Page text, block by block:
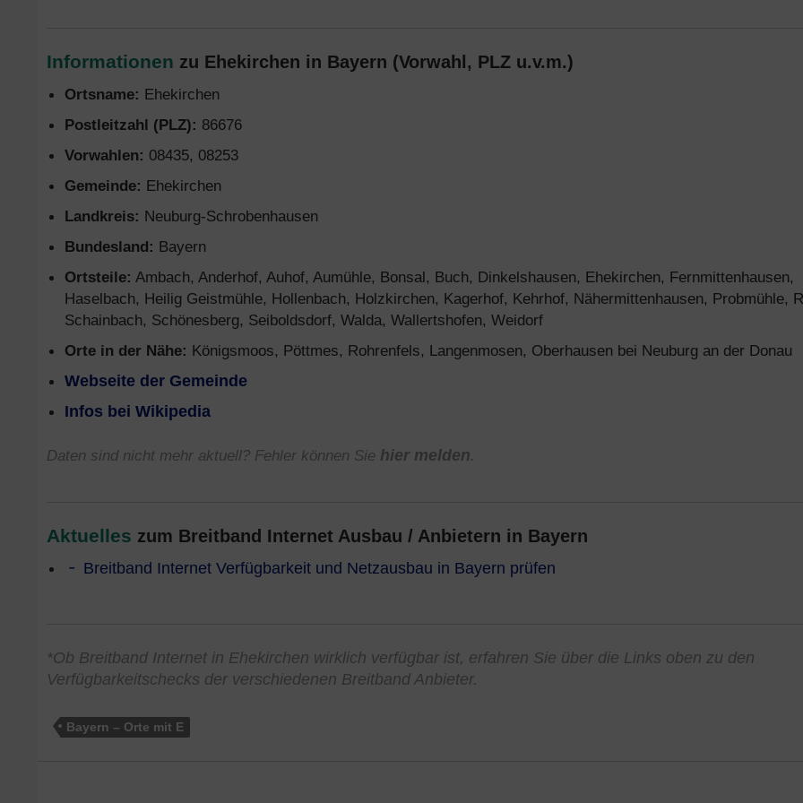
Informationen zu Ehekirchen in Bayern (Vorwahl, PLZ u.v.m.)
Ortsname: Ehekirchen
Postleitzahl (PLZ): 86676
Vorwahlen: 08435, 08253
Gemeinde: Ehekirchen
Landkreis: Neuburg-Schrobenhausen
Bundesland: Bayern
Ortsteile: Ambach, Anderhof, Auhof, Aumühle, Bonsal, Buch, Dinkelshausen, Ehekirchen, Fernmittenhausen,
Haselbach, Heilig Geistmühle, Hollenbach, Holzkirchen, Kagerhof, Kehrhof, Nähermittenhausen, Probmühle,
Schainbach, Schönesberg, Seiboldsdorf, Walda, Wallertshofen, Weidorf
Orte in der Nähe: Königsmoos, Pöttmes, Rohrenfels, Langenmosen, Oberhausen bei Neuburg an der Donau
Webseite der Gemeinde
Infos bei Wikipedia
Daten sind nicht mehr aktuell? Fehler können Sie hier melden.
Aktuelles zum Breitband Internet Ausbau / Anbietern in Bayern
Breitband Internet Verfügbarkeit und Netzausbau in Bayern prüfen
*Ob Breitband Internet in Ehekirchen wirklich verfügbar ist, erfahren Sie über die Links oben zu den
Verfügbarkeitschecks der verschiedenen Breitband Anbieter.
Bayern – Orte mit E